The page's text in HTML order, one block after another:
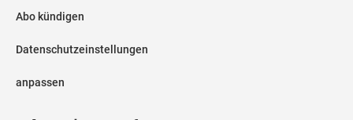
Abo kündigen
Datenschutzeinstellungen
anpassen